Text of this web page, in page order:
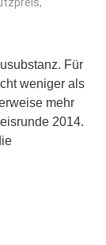
Für
weniger als
mehr
2014.